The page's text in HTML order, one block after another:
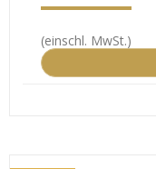
(einschl. MwSt.)